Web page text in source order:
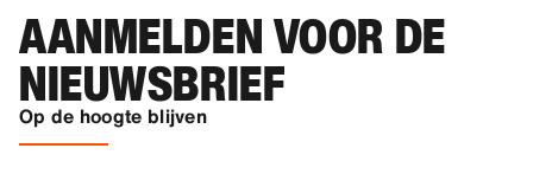
AANMELDEN VOOR DE
NIEUWSBRIEF
Op de hoogte blijven